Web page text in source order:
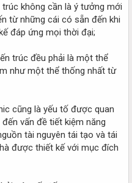
không cần là ý tưởng mới
từ những cái có sẵn đến khi
đáp ứng mọi thời đại;
trúc đều phải là một thể
như một thể thống nhất từ
cũng là yếu tố được quan
vấn đề tiết kiệm năng
tài nguyên tái tạo và tái
được thiết kế với mục đích